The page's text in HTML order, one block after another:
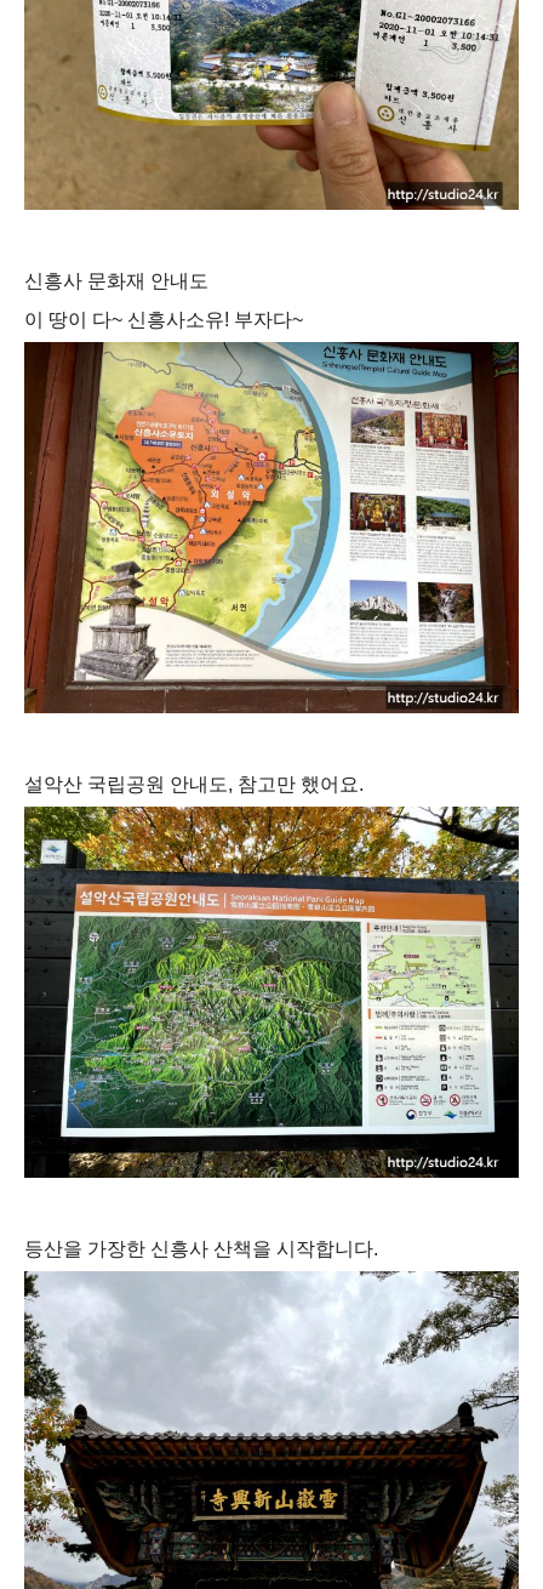
신흥사 문화재 안내도
이 땅이 다~ 신흥사소유! 부자다~
설악산 국립공원 안내도, 참고만 했어요.
등산을 가장한 신흥사 산책을 시작합니다.